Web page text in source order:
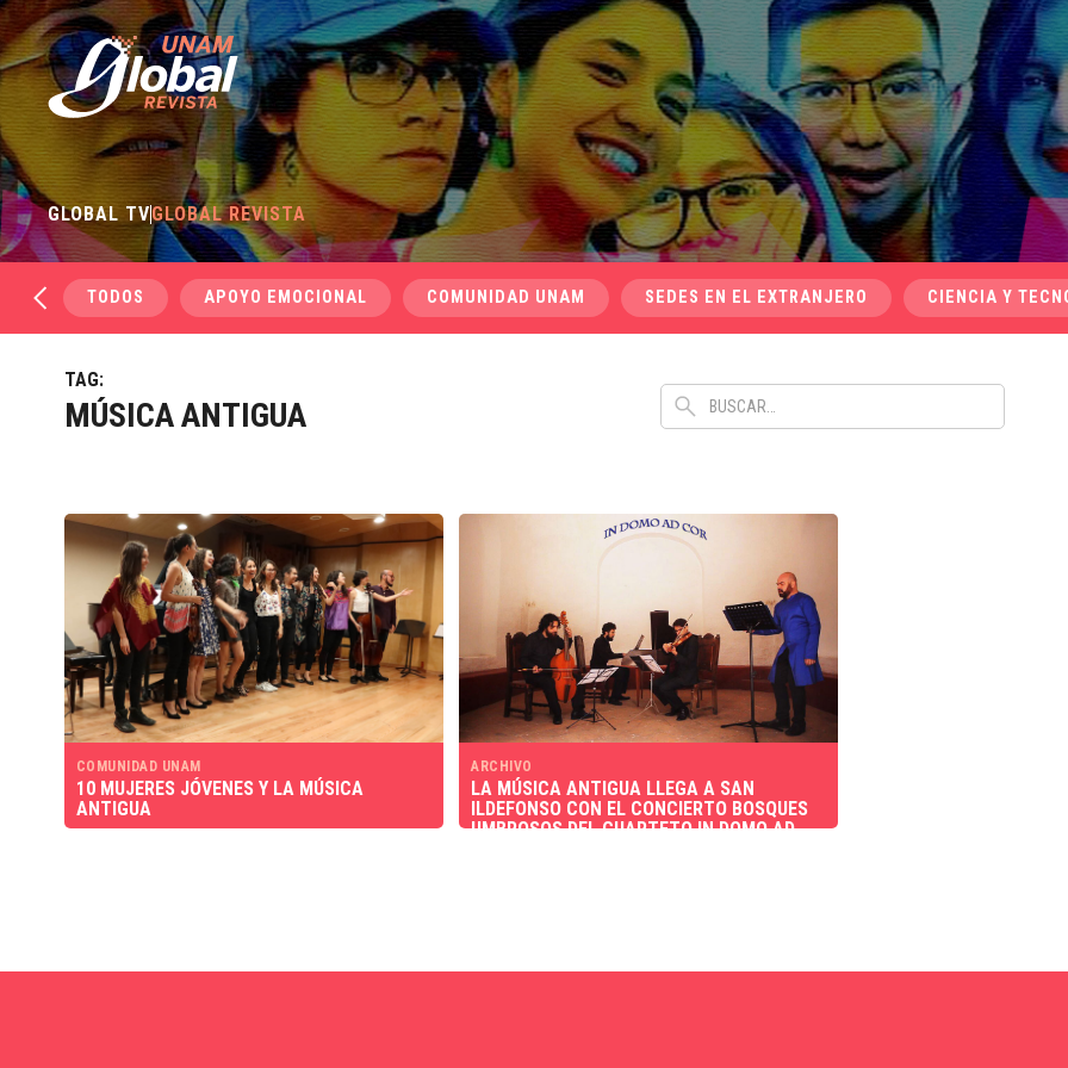
GLOBAL TVGLOBAL REVISTA
TODOS APOYO EMOCIONAL COMUNIDAD UNAM SEDES EN EL EXTRANJERO CIENCIA Y
TAG:
MÚSICA ANTIGUA
COMUNIDAD UNAM
10 MUJERES JÓVENES Y LA MÚSICA
ANTIGUA
ARCHIVO
LA MÚSICA ANTIGUA LLEGA A SAN
ILDEFONSO CON EL CONCIERTO BOSQUES
UMBROSOS DEL CUARTETO IN DOMO AD